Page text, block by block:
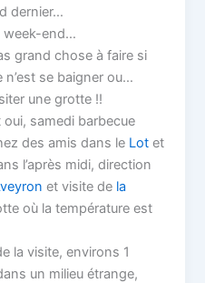
dernier…
week-end…
grand chose à faire si
n’est se baigner ou…
une grotte !!
oui, samedi barbecue
des amis dans le Lotet
l’après midi, direction
et visite de la
où la température est
la visite, environs 1
un milieu étrange,